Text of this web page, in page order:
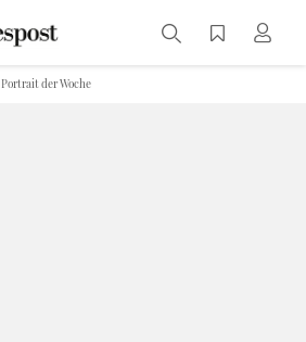
Portrait der Woche